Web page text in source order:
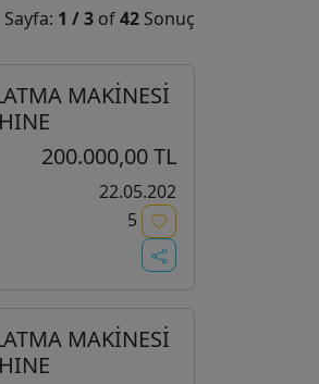
Sayfa: 1 /3 of42 Sonuç
MAKİNESİ
200.000,00 TL
22.05.202
5
MAKİNESİ